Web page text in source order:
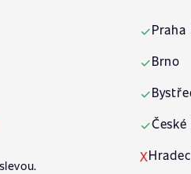
✓Praha
✓Brno
✓
✓
X